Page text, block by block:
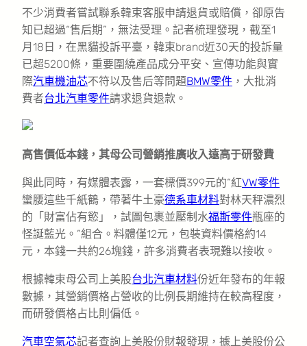
不少消費者嘗試聯系韓束客服申請退貨或賠償，卻原告
知已超過“售后期”，無法受理。記者梳理發現，截至1
月18日，在黑貓投訴平臺，韓束brand近30天的投訴量
已超5200條，重要圍繞產品成分平安、宣傳功能與實
際汽車機油芯不符以及售后等問題BMW零件 ，大批消
費者台北汽車零件請求退貨退款。
高售價低本錢，其母公司營銷推廣收入遠高于研發費
與此同時，有媒體表露，一套標價399元的“紅VW零件
蠻腰這些千紙鶴，帶著牛土豪德系車材料對林天秤濃烈
的「財富佔有慾」，試圖包裹並壓制水福斯零件瓶座的
怪誕藍光。”組合。料體僅12元，包裝資料價格約14
元，本錢一共約26塊錢，許多消費者表現難以接收。
根據韓束母公司上美股台北汽車材料份近年發布的年報
數據，其營銷價格占營收的比例長期維持在較高程度，
而研發價格占比則偏低。
汽車空氣芯記者查詢上美股份財報發現，據上美股份公